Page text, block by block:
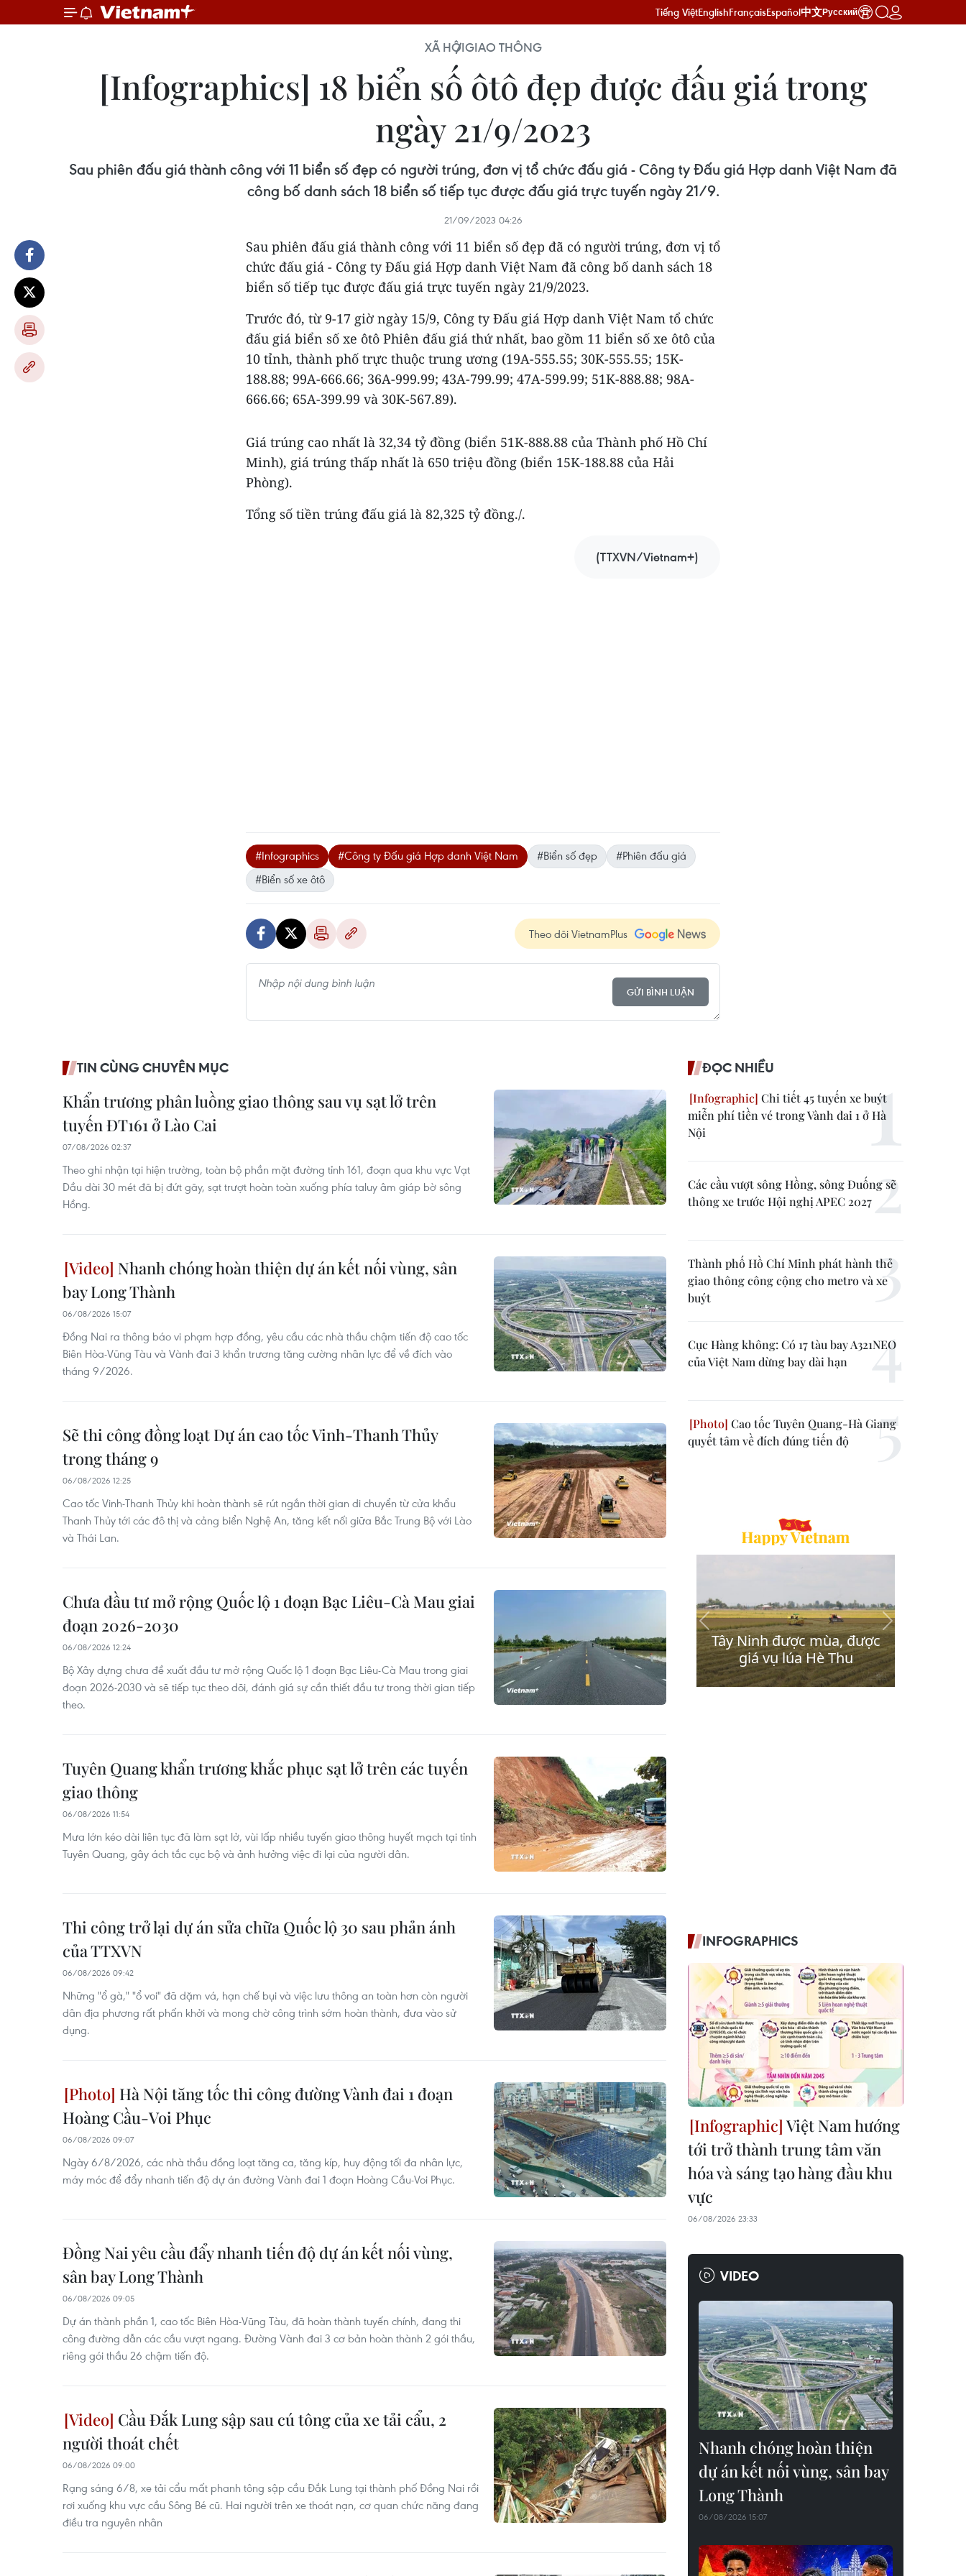
Tiếng ViệtEnglishFrançaisEspañol中文Русский
XÃ HỘIGIAO THÔNG
[Infographics] 18 biển số ôtô đẹp được đấu giá trong
ngày 21/9/2023
Sau phiên đấu giá thành công với 11 biển số đẹp có người trúng, đơn vị tổ chức đấu giá - Công ty Đấu giá Hợp danh Việt Nam đã
công bố danh sách 18 biển số tiếp tục được đấu giá trực tuyến ngày 21/9.
21/09/2023 04:26
Sau phiên đấu giá thành công với 11 biển số đẹp đã có người trúng, đơn vị tổ
chức đấu giá - Công ty Đấu giá Hợp danh Việt Nam đã công bố danh sách 18
biển số tiếp tục được đấu giá trực tuyến ngày 21/9/2023.
Trước đó, từ 9-17 giờ ngày 15/9, Công ty Đấu giá Hợp danh Việt Nam tổ chức
đấu giá biển số xe ôtô Phiên đấu giá thứ nhất, bao gồm 11 biển số xe ôtô của
10 tỉnh, thành phố trực thuộc trung ương (19A-555.55; 30K-555.55; 15K-
188.88; 99A-666.66; 36A-999.99; 43A-799.99; 47A-599.99; 51K-888.88; 98A-
666.66; 65A-399.99 và 30K-567.89).
Giá trúng cao nhất là 32,34 tỷ đồng (biển 51K-888.88 của Thành phố Hồ Chí
Minh), giá trúng thấp nhất là 650 triệu đồng (biển 15K-188.88 của Hải
Phòng).
Tổng số tiền trúng đấu giá là 82,325 tỷ đồng./.
(TTXVN/Vietnam+)
#Infographics #Công ty Đấu giá Hợp danh Việt Nam #Biển số đẹp
#Phiên đấu giá
#Biển số xe ôtô
Theo dõi VietnamPlus
GỬI BÌNH LUẬN
TIN CÙNG CHUYÊN MỤC
Khẩn trương phân luồng giao thông sau vụ sạt lở trên
tuyến ĐT161 ở Lào Cai
07/08/2026 02:37
Theo ghi nhận tại hiện trường, toàn bộ phần mặt đường tỉnh 161, đoạn qua khu vực Vạt
Dầu dài 30 mét đã bị đứt gãy, sạt trượt hoàn toàn xuống phía taluy âm giáp bờ sông
Hồng.
Nhanh chóng hoàn thiện dự án kết nối vùng, sân
bay Long Thành
06/08/2026 15:07
Đồng Nai ra thông báo vi phạm hợp đồng, yêu cầu các nhà thầu chậm tiến độ cao tốc
Biên Hòa-Vũng Tàu và Vành đai 3 khẩn trương tăng cường nhân lực để về đích vào
tháng 9/2026.
Sẽ thi công đồng loạt Dự án cao tốc Vinh-Thanh Thủy
trong tháng 9
06/08/2026 12:25
Cao tốc Vinh-Thanh Thủy khi hoàn thành sẽ rút ngắn thời gian di chuyển từ cửa khẩu
Thanh Thủy tới các đô thị và cảng biển Nghệ An, tăng kết nối giữa Bắc Trung Bộ với Lào
và Thái Lan.
Chưa đầu tư mở rộng Quốc lộ 1 đoạn Bạc Liêu-Cà Mau giai
đoạn 2026-2030
06/08/2026 12:24
Bộ Xây dựng chưa đề xuất đầu tư mở rộng Quốc lộ 1 đoạn Bạc Liêu-Cà Mau trong giai
đoạn 2026-2030 và sẽ tiếp tục theo dõi, đánh giá sự cần thiết đầu tư trong thời gian tiếp
theo.
Tuyên Quang khẩn trương khắc phục sạt lở trên các tuyến
giao thông
06/08/2026 11:54
Mưa lớn kéo dài liên tục đã làm sạt lở, vùi lấp nhiều tuyến giao thông huyết mạch tại tỉnh
Tuyên Quang, gây ách tắc cục bộ và ảnh hưởng việc đi lại của người dân.
Thi công trở lại dự án sửa chữa Quốc lộ 30 sau phản ánh
của TTXVN
06/08/2026 09:42
Những "ổ gà," "ổ voi" đã dặm vá, hạn chế bụi và việc lưu thông an toàn hơn còn người
dân địa phương rất phấn khởi và mong chờ công trình sớm hoàn thành, đưa vào sử
dụng.
Hà Nội tăng tốc thi công đường Vành đai 1 đoạn
Hoàng Cầu-Voi Phục
06/08/2026 09:07
Ngày 6/8/2026, các nhà thầu đồng loạt tăng ca, tăng kíp, huy động tối đa nhân lực,
máy móc để đẩy nhanh tiến độ dự án đường Vành đai 1 đoạn Hoàng Cầu-Voi Phục.
Đồng Nai yêu cầu đẩy nhanh tiến độ dự án kết nối vùng,
sân bay Long Thành
06/08/2026 09:05
Dự án thành phần 1, cao tốc Biên Hòa-Vũng Tàu, đã hoàn thành tuyến chính, đang thi
công đường dẫn các cầu vượt ngang. Đường Vành đai 3 cơ bản hoàn thành 2 gói thầu,
riêng gói thầu 26 chậm tiến độ.
Cầu Đắk Lung sập sau cú tông của xe tải cẩu, 2
người thoát chết
06/08/2026 09:00
Rạng sáng 6/8, xe tải cẩu mất phanh tông sập cầu Đắk Lung tại thành phố Đồng Nai rồi
rơi xuống khu vực cầu Sông Bé cũ. Hai người trên xe thoát nạn, cơ quan chức năng đang
điều tra nguyên nhân
ĐỌC NHIỀU
Chi tiết 45 tuyến xe buýt
miễn phí tiền vé trong Vành đai 1 ở Hà
Nội
Các cầu vượt sông Hồng, sông Đuống sẽ
thông xe trước Hội nghị APEC 2027
Thành phố Hồ Chí Minh phát hành thẻ
giao thông công cộng cho metro và xe
buýt
Cục Hàng không: Có 17 tàu bay A321NEO
của Việt Nam dừng bay dài hạn
Cao tốc Tuyên Quang-Hà Giang
quyết tâm về đích đúng tiến độ
INFOGRAPHICS
Việt Nam hướng
tới trở thành trung tâm văn
hóa và sáng tạo hàng đầu khu
vực
06/08/2026 23:33
VIDEO
Nhanh chóng hoàn thiện
dự án kết nối vùng, sân bay
Long Thành
06/08/2026 15:07